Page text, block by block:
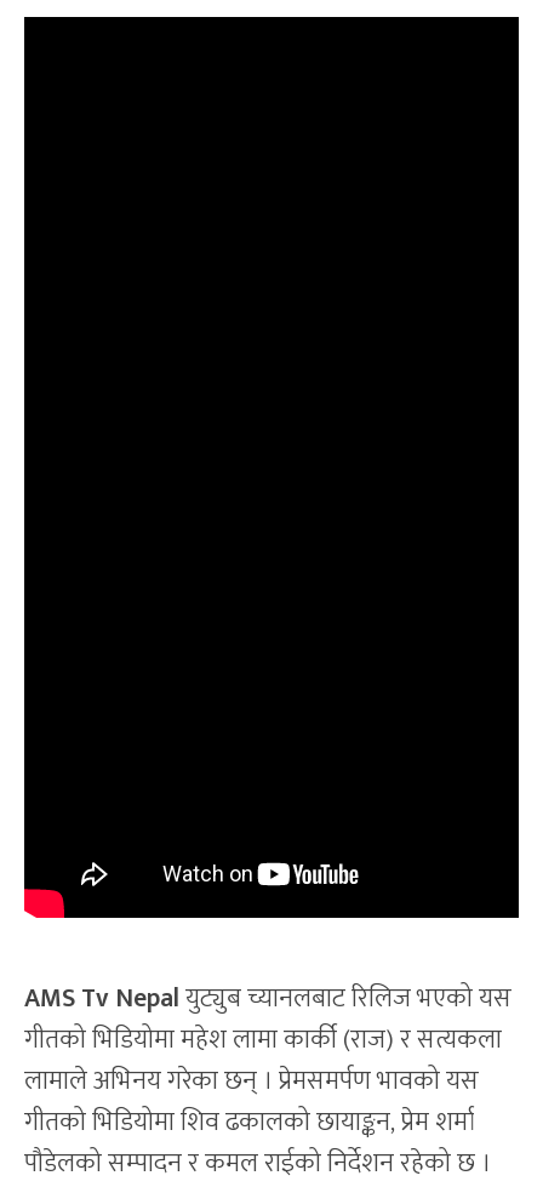
AMS Tv Nepalयुट्युब च्यानलबाट रिलिज भएको यस
गीतको भिडियोमा महेश लामा कार्की (राज) र सत्यकला
लामाले अभिनय गरेका छन् । प्रेमसमर्पण भावको यस
गीतको भिडियोमा शिव ढकालको छायाङ्कन, प्रेम शर्मा
पौडेलको सम्पादन र कमल राईको निर्देशन रहेको छ ।